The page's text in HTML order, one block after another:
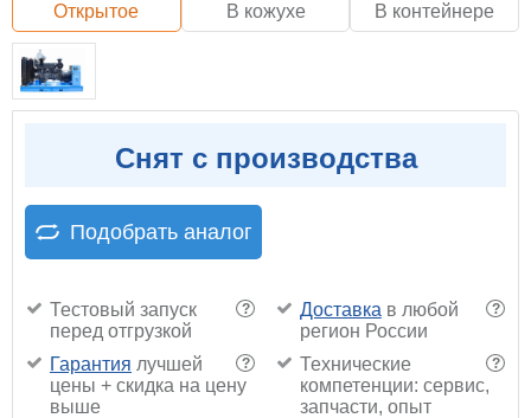
Открытое В кожухе В контейнере
Снят с производства
Подобрать аналог
?
Тестовый запуск
перед отгрузкой
?
Доставка в любой
регион России
?
Гарантия лучшей
цены + скидка на цену
выше
?
Технические
компетенции: сервис,
запчасти, опыт